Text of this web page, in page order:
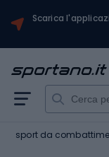
Scarica
sport da